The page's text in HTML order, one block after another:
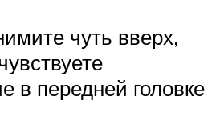
чуть вверх,
в передней головке